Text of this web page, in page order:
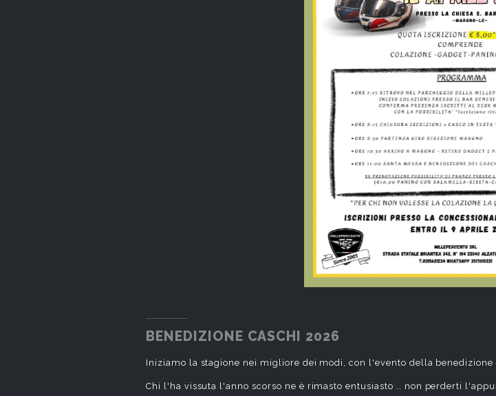
BENEDIZIONE CASCHI 2026
Iniziamo la stagione nei migliore dei modi, con l'evento della
Chi l'ha vissuta l'anno scorso ne è rimasto entusiasto .. non perderti